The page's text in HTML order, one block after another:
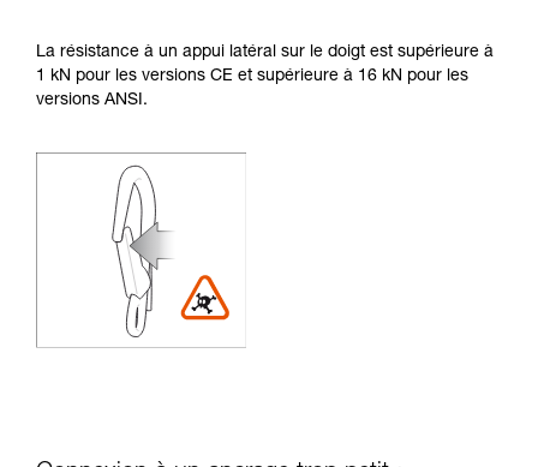
La résistance à un appui latéral sur le doigt est supérieure à
1 kN pour les versions CE et supérieure à 16 kN pour les
versions ANSI.